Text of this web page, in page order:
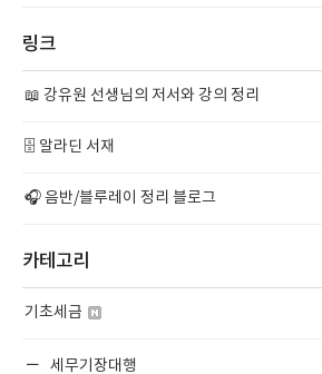
링크
📖 강유원 선생님의 저서와 강의 정리
🗄️ 알라딘 서재
🎧 음반/블루레이 정리 블로그
카테고리
기초세금
세무기장대행